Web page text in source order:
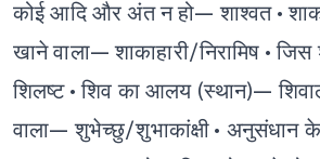
कोई आदि और अंत न हो— शाश्वत •
खाने वाला— शाकाहारी/निरामिष • जिस
शिलष्ट • शिव का आलय (स्थान)—
वाला— शुभेच्छु/शुभाकांक्षी • अनुसंधान के